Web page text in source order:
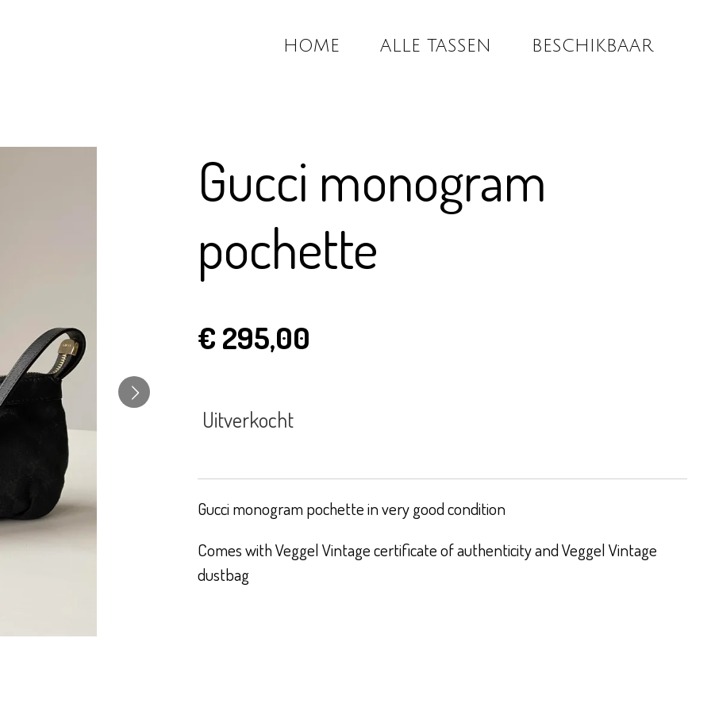
HOME ALLE TASSEN BESCHIKBAAR
Gucci monogram
pochette
€ 295,00
Uitverkocht
Gucci monogram pochette in very good condition
Comes with Veggel Vintage certificate of authenticity and Veggel Vintage
dustbag